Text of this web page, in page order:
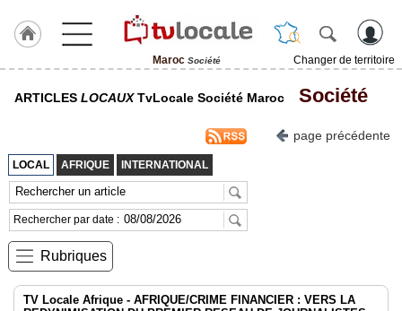
Maroc Société
Changer de territoire
Maroc
TvLocale
France
Accueil
RUBRIQUES
ARTICLES LOCAUXTvLocale Société Maroc Société
page précédente
LOCAL AFRIQUE INTERNATIONAL
Rechercher par date :
Rubriques
TV Locale Afrique - AFRIQUE/CRIME FINANCIER : VERS LA